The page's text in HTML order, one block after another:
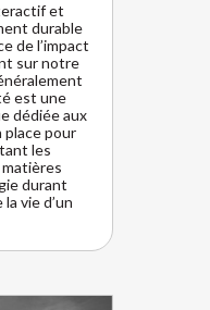
et
durable
de l’impact
sur notre
est une
dédiée aux
pour
les
durant
vie d’un